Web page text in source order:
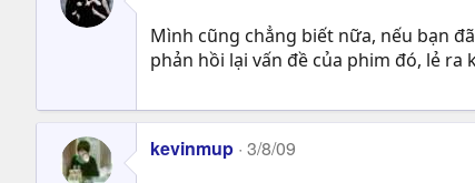
Mình cũng chẳng biết nữa, nếu bạn
phản hồi lại vấn đề của phim đó, lẻ
kevinmup 3/8/09